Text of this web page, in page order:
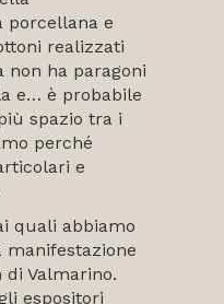
porcellana e
realizzati
non ha paragoni
e… è probabile
spazio tra i
perché
e
quali abbiamo
manifestazione
di Valmarino.
espositori